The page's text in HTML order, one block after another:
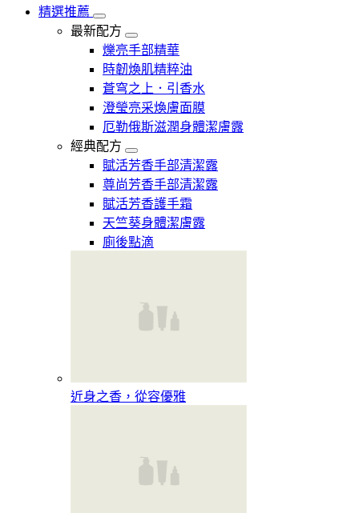
精選推薦
最新配方
爍亮手部精華
時韌煥肌精粹油
蒼穹之上．引香水
澄瑩亮采煥膚面膜
厄勒俄斯滋潤身體潔膚露
經典配方
賦活芳香手部清潔露
尊尚芳香手部清潔露
賦活芳香護手霜
天竺葵身體潔膚露
廁後點滴
近身之香，從容優雅